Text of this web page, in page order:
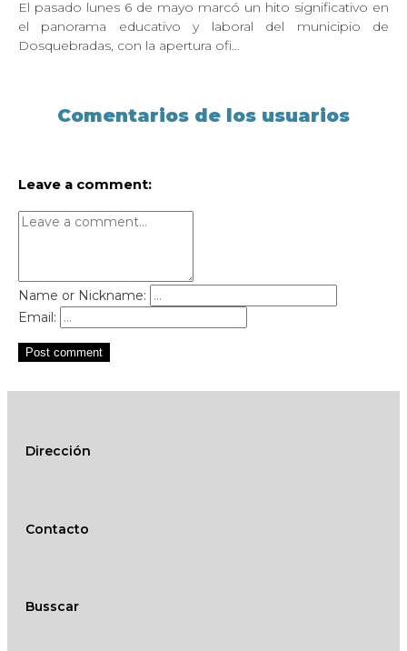
El pasado lunes 6 de mayo marcó un hito significativo en
el panorama educativo y laboral del municipio de
Dosquebradas, con la apertura ofi…
Comentarios de los usuarios
Leave a comment:
Name or Nickname:
Email:
Post comment
Dirección
Contacto
Busscar